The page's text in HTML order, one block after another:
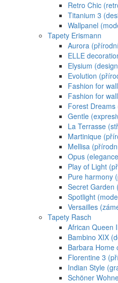
Retro Chic
Titanium 3
Wallpanel
Tapety Erismann
Aurora
ELLE
Elysium
Evolution
Fashion for
Fashion for
Forest
Gentle
La Terrasse
Martinique
Mellisa
Opus
Play of Light
Pure harmony
Secret Garden
Spotlight
Versailles
Tapety Rasch
African Queen
Bambino XIX
Barbara Home
Florentine 3
Indian Style
Schöner